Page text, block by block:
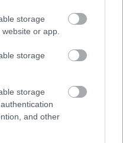
storage
or app.
storage
storage
and other